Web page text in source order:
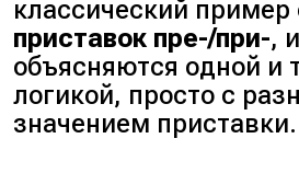
классический пример
приставок пре-/при-,
объясняются одной и
логикой, просто с
значением приставки.